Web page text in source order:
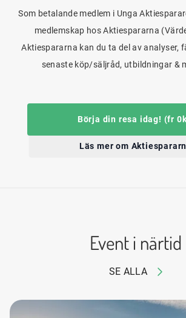
Som betalande medlem i Unga
medlemskap hos Aktiespararna
Aktiespararna kan du ta del av analyser,
senaste köp/säljråd, utbildningar &
Börja din resa idag! (fr
Läs mer om
Event i närtid
SE ALLA